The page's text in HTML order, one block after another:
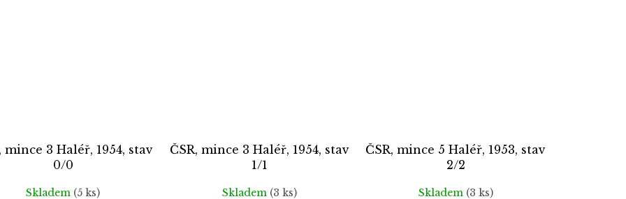
mince 3 Haléř, 1954, stav
0/0
Skladem (5 ks)
ČSR, mince 3 Haléř, 1954, stav
1/1
Skladem (3 ks)
ČSR, mince 5 Haléř, 1953, stav
2/2
Skladem (3 ks)